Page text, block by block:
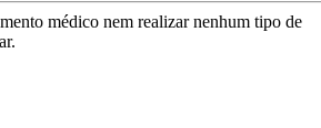
médico nem realizar nenhum tipo de